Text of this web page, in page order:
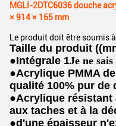
MGLI-2DTC6036 douche
× 914 × 165 mm
Le produit doit être soumis
Taille du produit
●Intégrale 1Je ne sais
●Acrylique PMMA
qualité 100% pur de
●Acrylique résistant
aux taches et à la
●d'une épaisseur